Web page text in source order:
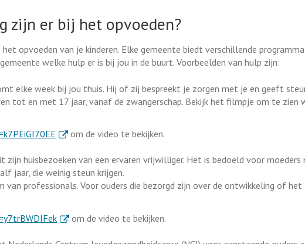
zijn er bij het opvoeden?
opvoeden van je kinderen. Elke gemeente biedt verschillende
welke hulp er is bij jou in de buurt. Voorbeelden van hulp zijn:
elke week bij jou thuis. Hij of zij bespreekt je zorgen met je en geeft
tot en met 17 jaar, vanaf de zwangerschap. Bekijk het filmpje om te zien
. Externe link
om de video te bekijken.
link
zijn huisbezoeken van een ervaren vrijwilliger. Het is bedoeld voor moeders
jaar, die weinig steun krijgen.
van professionals. Voor ouders die bezorgd zijn over de ontwikkeling of het
. Externe link
om de video te bekijken.